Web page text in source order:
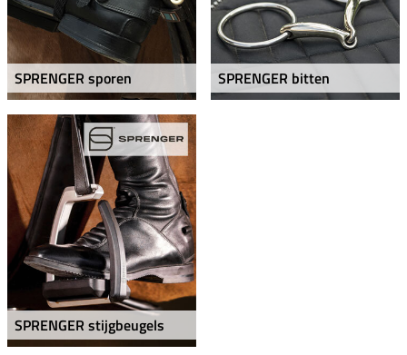
SPRENGER sporen SPRENGER bitten
SPRENGER stijgbeugels